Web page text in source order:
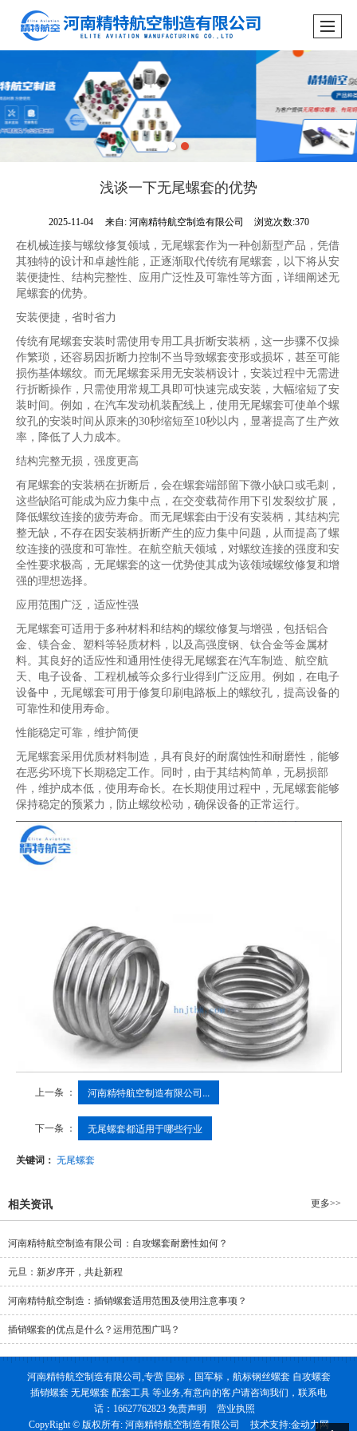
浅谈一下无尾螺套的优势
2025-11-04 来自: 河南精特航空制造有限公司 浏览次数:370
在机械连接与螺纹修复领域，无尾螺套作为一种创新型产品，凭借
其独特的设计和卓越性能，正逐渐取代传统有尾螺套，以下将从安
装便捷性、结构完整性、应用广泛性及可靠性等方面，详细阐述无
尾螺套的优势。
安装便捷，省时省力
传统有尾螺套安装时需使用专用工具折断安装柄，这一步骤不仅操
作繁琐，还容易因折断力控制不当导致螺套变形或损坏，甚至可能
损伤基体螺纹。而无尾螺套采用无安装柄设计，安装过程中无需进
行折断操作，只需使用常规工具即可快速完成安装，大幅缩短了安
装时间。例如，在汽车发动机装配线上，使用无尾螺套可使单个螺
纹孔的安装时间从原来的30秒缩短至10秒以内，显著提高了生产效
率，降低了人力成本。
结构完整无损，强度更高
有尾螺套的安装柄在折断后，会在螺套端部留下微小缺口或毛刺，
这些缺陷可能成为应力集中点，在交变载荷作用下引发裂纹扩展，
降低螺纹连接的疲劳寿命。而无尾螺套由于没有安装柄，其结构完
整无缺，不存在因安装柄折断产生的应力集中问题，从而提高了螺
纹连接的强度和可靠性。在航空航天领域，对螺纹连接的强度和安
全性要求极高，无尾螺套的这一优势使其成为该领域螺纹修复和增
强的理想选择。
应用范围广泛，适应性强
无尾螺套可适用于多种材料和结构的螺纹修复与增强，包括铝合
金、镁合金、塑料等轻质材料，以及高强度钢、钛合金等金属材
料。其良好的适应性和通用性使得无尾螺套在汽车制造、航空航
天、电子设备、工程机械等众多行业得到广泛应用。例如，在电子
设备中，无尾螺套可用于修复印刷电路板上的螺纹孔，提高设备的
可靠性和使用寿命。
性能稳定可靠，维护简便
无尾螺套采用优质材料制造，具有良好的耐腐蚀性和耐磨性，能够
在恶劣环境下长期稳定工作。同时，由于其结构简单，无易损部
件，维护成本低，使用寿命长。在长期使用过程中，无尾螺套能够
保持稳定的预紧力，防止螺纹松动，确保设备的正常运行。
上一条 ： 河南精特航空制造有限公司...
下一条 ： 无尾螺套都适用于哪些行业
关键词： 无尾螺套
相关资讯 更多>>
河南精特航空制造有限公司：自攻螺套耐磨性如何？
元旦：新岁序开，共赴新程
河南精特航空制造：插销螺套适用范围及使用注意事项？
插销螺套的优点是什么？运用范围广吗？
河南精特航空制造有限公司,专营 国标，国军标，航标钢丝螺套 自攻螺套
插销螺套 无尾螺套 配套工具 等业务,有意向的客户请咨询我们，联系电
话：16627762823 免责声明
营业执照
CopyRight © 版权所有: 河南精特航空制造有限公司 技术支持:金动力网